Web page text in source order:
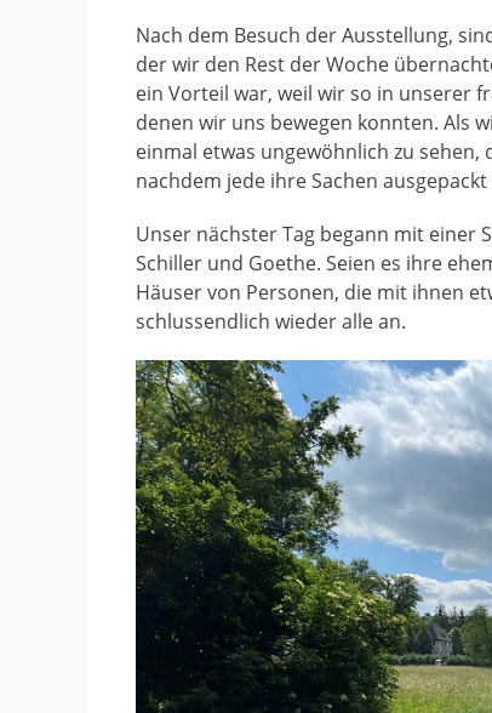
Nach dem Besuch der Ausstellung,
der wir den Rest der Woche
ein Vorteil war, weil wir so in unserer
denen wir uns bewegen konnten. Als
einmal etwas ungewöhnlich zu
nachdem jede ihre Sachen
Unser nächster Tag begann mit einer
Schiller und Goethe. Seien es ihre
Häuser von Personen, die mit ihnen
schlussendlich wieder alle an.